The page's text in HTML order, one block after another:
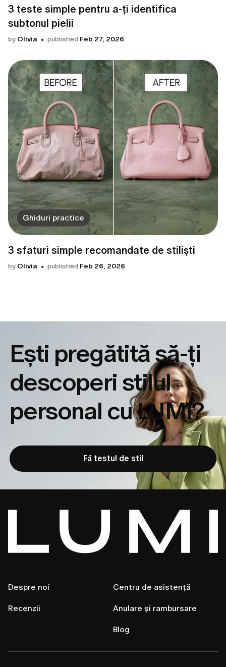
3 teste simple pentru a-ți identifica
subtonul pielii
by Olivia published Feb 27, 2026
Ghiduri practice
3 sfaturi simple recomandate de stiliști
by Olivia published Feb 26, 2026
Ești pregătită să-ți
descoperi stilul
personal cu LUMI?
Fă testul de stil
Despre noi
Recenzii
Centru de asistență
Anulare și rambursare
Blog